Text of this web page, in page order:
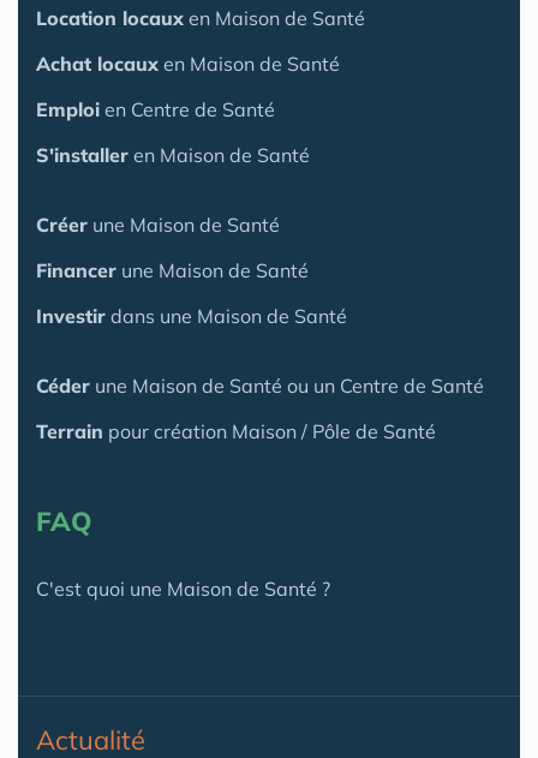
Location locaux en Maison de Santé
Achat locaux en Maison de Santé
Emploi en Centre de Santé
S'installer en Maison de Santé
Créer une Maison de Santé
Financer une Maison de Santé
Investir dans une Maison de Santé
Céder une Maison de Santé ou un Centre de Santé
Terrain pour création Maison / Pôle de Santé
FAQ
C'est quoi une Maison de Santé ?
Actualité